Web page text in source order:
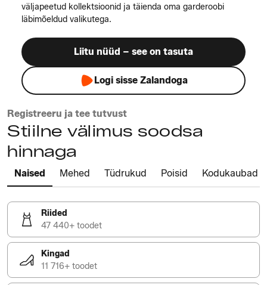
väljapeetud kollektsioonid ja täienda oma garderoobi
läbimõeldud valikutega.
Liitu nüüd – see on tasuta
Logi sisse Zalandoga
Registreeru ja tee tutvust
Stiilne välimus soodsa
hinnaga
Naised Mehed Tüdrukud Poisid Kodukaubad
Riided
47 440+ toodet
Kingad
11 716+ toodet